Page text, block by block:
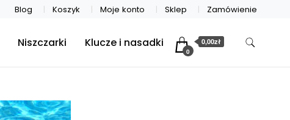
Blog Koszyk Moje konto Sklep Zamówienie
Niszczarki Klucze i nasadki
0
0,00zł